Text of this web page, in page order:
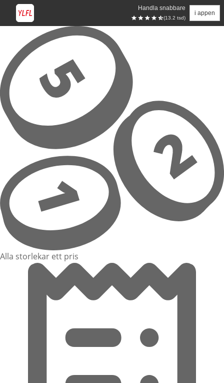
Handla snabbare
(13.2 tsd)
i appen
Hoppa till huvudinnehåll
Alla storlekar ett pris